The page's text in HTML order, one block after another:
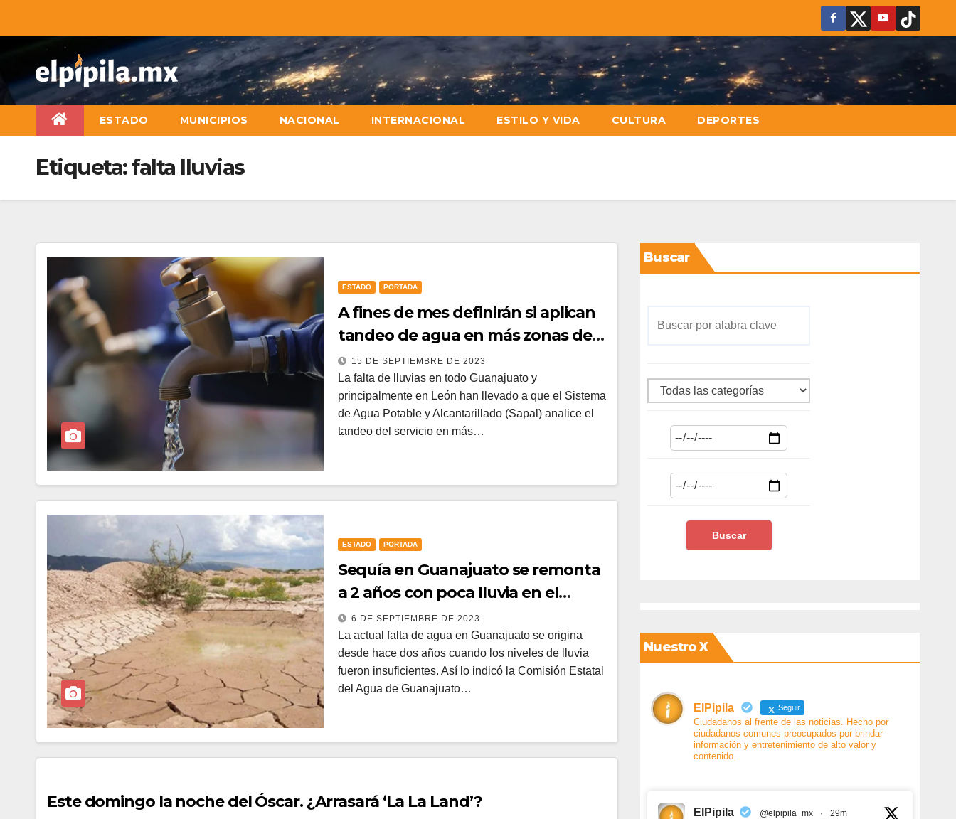
ESTADO MUNICIPIOS NACIONAL INTERNACIONAL ESTILO Y VIDA CULTURA DEPORTES
Etiqueta:falta lluvias
ESTADO PORTADA
A fines de mes definirán si aplican
tandeo de agua en más zonas de
León
15 DE SEPTIEMBRE DE 2023
La falta de lluvias en todo Guanajuato y
principalmente en León han llevado a que el Sistema
de Agua Potable y Alcantarillado (Sapal) analice el
tandeo del servicio en más…
ESTADO PORTADA
Sequía en Guanajuato se remonta
a 2 años con poca lluvia en el
estado
6 DE SEPTIEMBRE DE 2023
La actual falta de agua en Guanajuato se origina
desde hace dos años cuando los niveles de lluvia
fueron insuficientes. Así lo indicó la Comisión Estatal
del Agua de Guanajuato…
Este domingo la noche del Óscar. ¿Arrasará ‘La La Land’?
Buscar
Nuestro X
ElPipila Seguir
Ciudadanos al frente de las noticias. Hecho por
ciudadanos comunes preocupados por brindar
información y entretenimiento de alto valor y
contenido.
ElPipila @elpipila_mx · 29m